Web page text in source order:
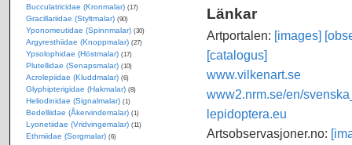
Länkar
Artportalen: [images]
[catalogus]
www.vilkenart.se
www2.nrm.se/en/
lepidoptera.eu
Artsobservasjoner.no:
Bucculatricidae (Kronmalar) (17)
Gracillariidae (Styltmalar) (90)
Yponomeutidae (Spinnmalar) (30)
Argyresthiidae (Knoppmalar) (27)
Ypsolophidae (Höstmalar) (17)
Plutellidae (Senapsmalar) (10)
Acrolepiidae (Kluddmalar) (6)
Glyphipterigidae (Hakmalar) (8)
Heliodinidae (Signalmalar) (1)
Bedelliidae (Åkervindemalar) (1)
Lyonetiidae (Vridvingemalar) (11)
Ethmiidae (Sorgmalar) (6)